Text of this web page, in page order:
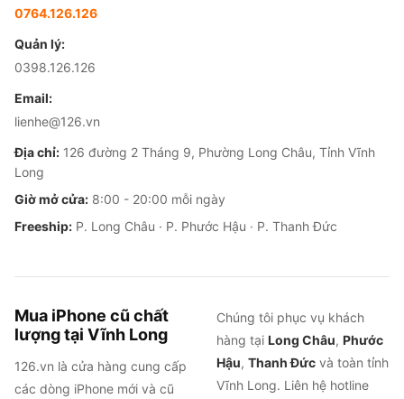
0764.126.126
Quản lý:
0398.126.126
Email:
lienhe@126.vn
Địa chỉ: 126 đường 2 Tháng 9, Phường Long Châu, Tỉnh Vĩnh
Long
Giờ mở cửa: 8:00 - 20:00 mỗi ngày
Freeship: P. Long Châu · P. Phước Hậu · P. Thanh Đức
Mua iPhone cũ chất
lượng tại Vĩnh Long
126.vn là cửa hàng cung cấp
các dòng iPhone mới và cũ
Chúng tôi phục vụ khách
hàng tại Long Châu, Phước
Hậu, Thanh Đức và toàn tỉnh
Vĩnh Long. Liên hệ hotline